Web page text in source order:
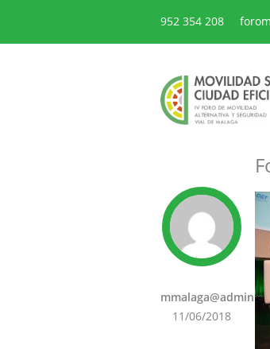
952 354 208
mmalaga@admin
11/06/2018